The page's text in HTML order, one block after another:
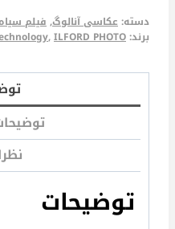
135/36
عدد
دسته:عکاسی آنالوگ,فیلم
برند:
,ILFORD PHOTO
توضیحات